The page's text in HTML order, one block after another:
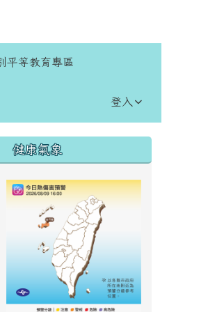
平等教育專區
登入
右邊區域內容
健康氣象